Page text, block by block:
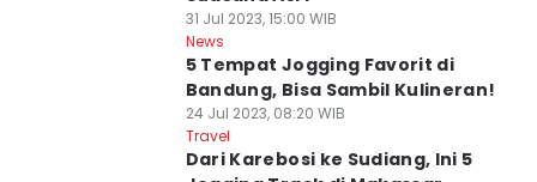
31 Jul 2023, 15:00 WIB
News
5 Tempat Jogging Favorit di
Bandung, Bisa Sambil Kulineran!
24 Jul 2023, 08:20 WIB
Travel
Dari Karebosi ke Sudiang, Ini 5